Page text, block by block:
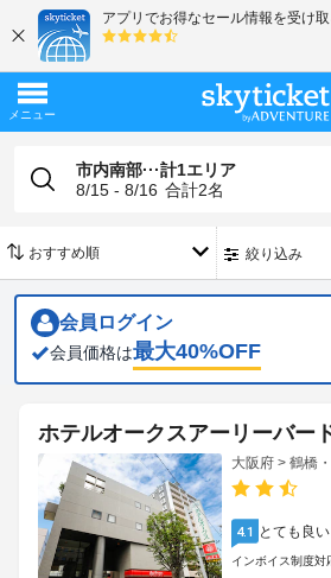
市内南部···計1エリア
8/15 - 8/16 合計2名
絞り込み
会員ログイン
会員価格は最大40%OFF
ホテルオークスアーリーバー
大阪府 > 鶴橋
4.1 とても良い
インボイス制度対